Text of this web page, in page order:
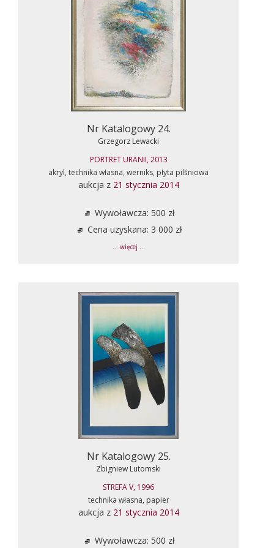
Nr Katalogowy 24.
Grzegorz Lewacki
PORTRET URANII, 2013
akryl, technika własna, werniks, płyta pilśniowa
aukcja z 21 stycznia 2014
Wywoławcza: 500 zł
Cena uzyskana: 3 000 zł
... więcej ...
Nr Katalogowy 25.
Zbigniew Lutomski
STREFA V, 1996
technika własna, papier
aukcja z 21 stycznia 2014
Wywoławcza: 500 zł